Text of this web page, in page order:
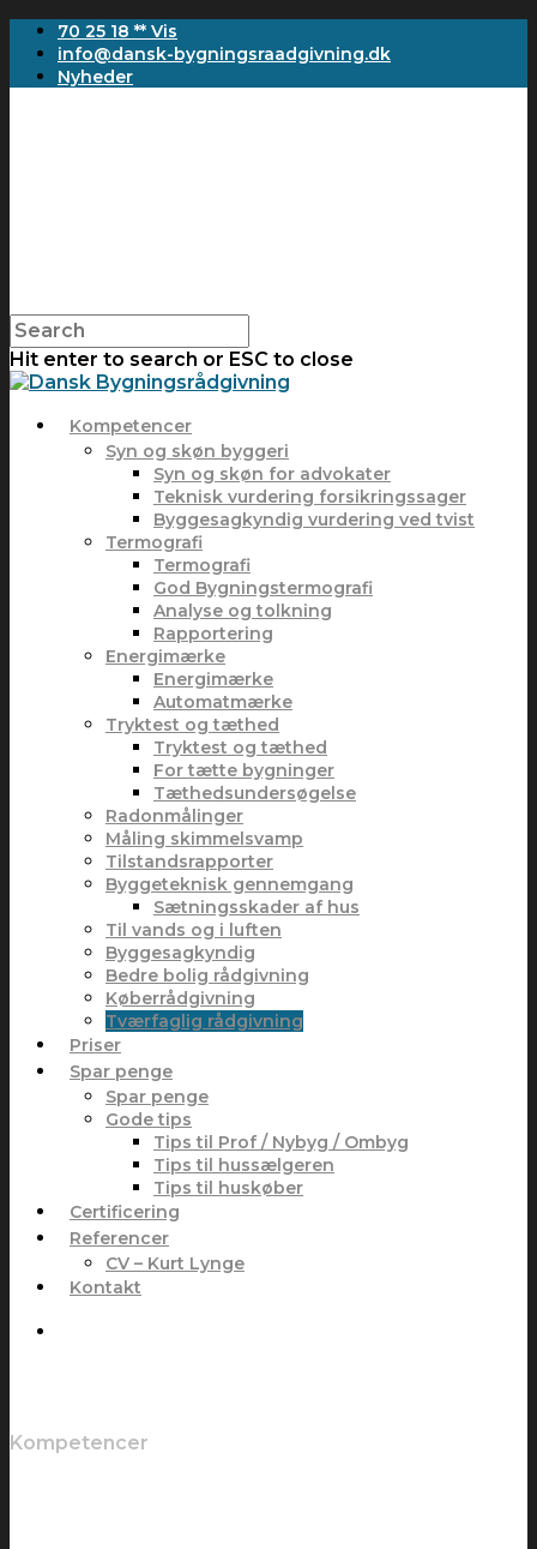
70 25 18 ** Vis
info@dansk-bygningsraadgivning.dk
Nyheder
Hit enter to search or ESC to close
Kompetencer
Syn og skøn byggeri
Syn og skøn for advokater
Teknisk vurdering forsikringssager
Byggesagkyndig vurdering ved tvist
Termografi
Termografi
God Bygningstermografi
Analyse og tolkning
Rapportering
Energimærke
Energimærke
Automatmærke
Tryktest og tæthed
Tryktest og tæthed
For tætte bygninger
Tæthedsundersøgelse
Radonmålinger
Måling skimmelsvamp
Tilstandsrapporter
Byggeteknisk gennemgang
Sætningsskader af hus
Til vands og i luften
Byggesagkyndig
Bedre bolig rådgivning
Køberrådgivning
Tværfaglig rådgivning
Priser
Spar penge
Spar penge
Gode tips
Tips til Prof / Nybyg / Ombyg
Tips til hussælgeren
Tips til huskøber
Certificering
Referencer
CV – Kurt Lynge
Kontakt
Kompetencer